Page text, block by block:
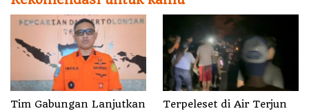
Tim Gabungan Lanjutkan
Terpeleset di Air Terjun